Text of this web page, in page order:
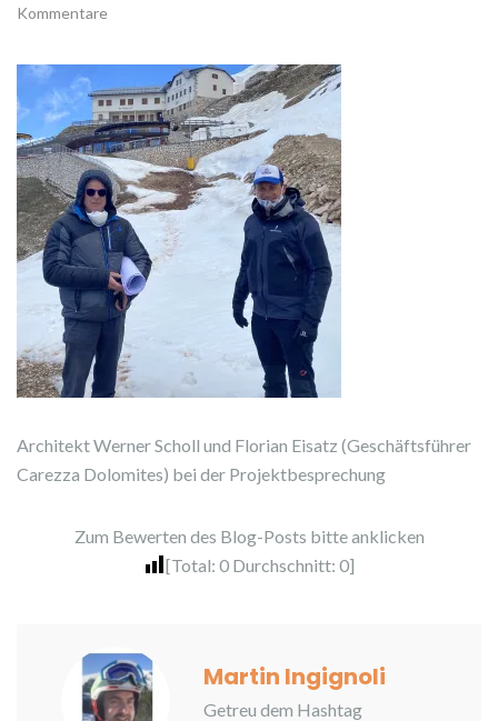
Kommentare
Architekt Werner Scholl und Florian Eisatz (Geschäftsführer
Carezza Dolomites) bei der Projektbesprechung
Zum Bewerten des Blog-Posts bitte anklicken
[Total: 0 Durchschnitt: 0]
Martin Ingignoli
Getreu dem Hashtag